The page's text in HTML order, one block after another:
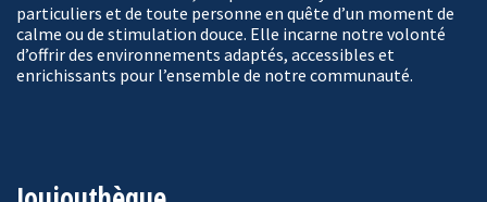
particuliers et de toute personne en quête d’un moment de
calme ou de stimulation douce. Elle incarne notre volonté
d’offrir des environnements adaptés, accessibles et
enrichissants pour l’ensemble de notre communauté.